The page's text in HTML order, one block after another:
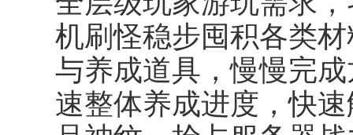
机刷怪稳步囤积各类
与养成道具，慢慢完
速整体养成进度，快